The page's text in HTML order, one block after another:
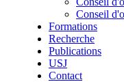
Conseil
Formations
Recherche
Publications
USJ
Contact